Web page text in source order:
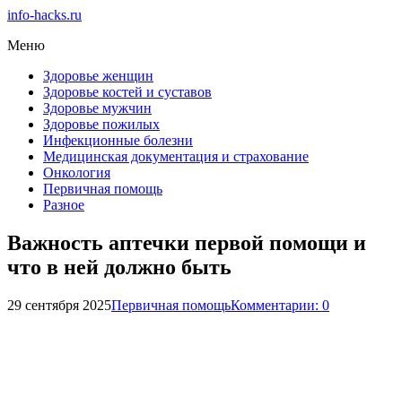
info-hacks.ru
Меню
Здоровье женщин
Здоровье костей и суставов
Здоровье мужчин
Здоровье пожилых
Инфекционные болезни
Медицинская документация и страхование
Онкология
Первичная помощь
Разное
Важность аптечки первой помощи и
что в ней должно быть
29 сентября 2025Первичная помощьКомментарии: 0